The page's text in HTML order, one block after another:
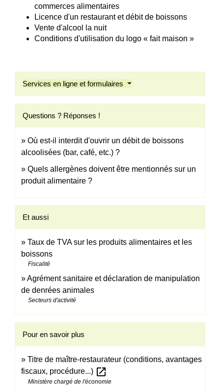
commerces alimentaires
Licence d'un restaurant et débit de boissons
Vente d'alcool la nuit
Conditions d'utilisation du logo « fait maison »
Services en ligne et formulaires
Questions ? Réponses !
Où est-il interdit d'ouvrir un débit de boissons
alcoolisées (bar, café, etc.) ?
Quels allergènes doivent être mentionnés sur un
produit alimentaire ?
Et aussi
Taux de TVA sur les produits alimentaires et les
boissons
Fiscalité
Agrément sanitaire et déclaration de manipulation
de denrées animales
Secteurs d'activité
Pour en savoir plus
Titre de maître-restaurateur (conditions, avantages
fiscaux, procédure...) open_in_new
Ministère chargé de l'économie